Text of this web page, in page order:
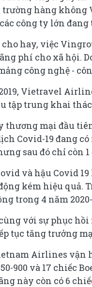
trường hàng không
công ty lớn đang
cho hay, việc
phí cho xã hội.
công nghệ -
Vietravel
tập trung khai
thương mại đầu
Covid-19 đang
sau đó chỉ còn 1
và hậu Covid
kém hiệu quả.
trong 4 năm
với sự phục
tục tăng trưởng
Airlines vận
900 và 17 chiếc
này còn có 6